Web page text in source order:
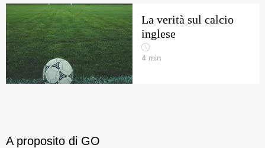
La verità sul calcio
inglese
4 min
A proposito di GO